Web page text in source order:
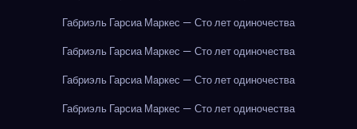
Габриэль Гарсиа Маркес — Сто лет одиночества
Габриэль Гарсиа Маркес — Сто лет одиночества
Габриэль Гарсиа Маркес — Сто лет одиночества
Габриэль Гарсиа Маркес — Сто лет одиночества